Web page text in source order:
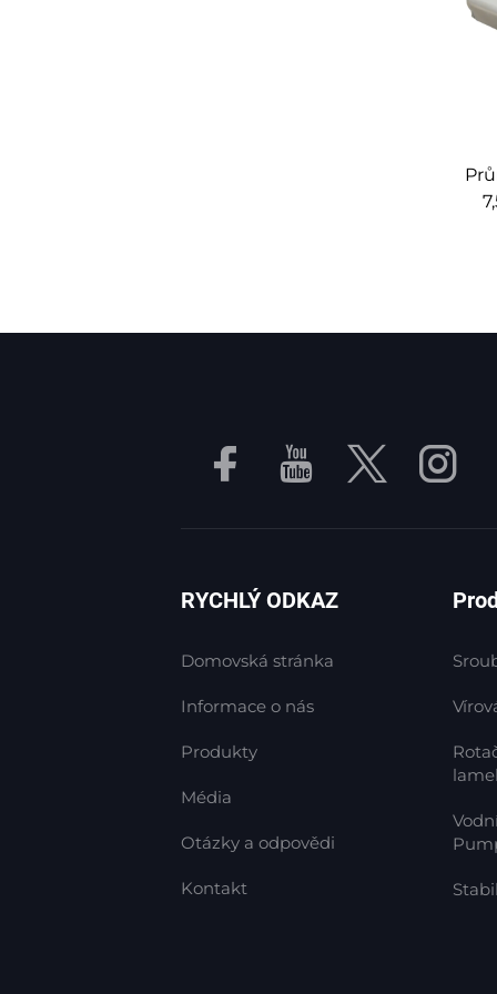
Vortex vakuové čerpadlo využívá přesně
Každé vortex vakuové čerpadlo je vyráběno s
Přizpůsobitelné konfigurace
Vortex Vakuová čerpadla jsou dostupná v
Vortex Vakuové čerpadlo lze integrovat s
Vortex Vakuové čerpadlo se používá v mnoha
2. Manipulace a testování elektronických
3. Lékařské a laboratorní zařízení (aspirace,
RYCHLÝ ODKAZ
Domovská stránka
Informace o nás
Produkty
Média
Otázky a odpovědi
Kontakt